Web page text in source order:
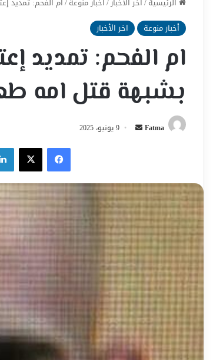
أخبار منوعة
اخر الأخبار
ام الفحم: تمديد
بشبهة قتل امه
Fatma
أرسل 9 يونيو، 2025
فيسبوك‫X